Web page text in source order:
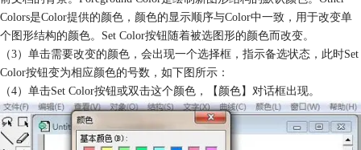
Colors是Color提供的颜色，颜色的显示顺序与Color中一致，用于改变单
个图形结构的颜色。Set Color按钮随着被选图形的颜色而改变。
（3）单击需要改变的颜色，会出现一个选择框，指示备选状态，此时Set
Color按钮变为相应颜色的号数，如下图所示：
（4）单击Set Color按钮或双击这个颜色，【颜色】对话框出现。